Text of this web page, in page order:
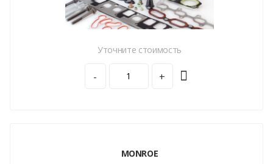
Уточните стоимость
- +
MONROE